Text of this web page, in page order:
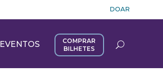
DOAR
EVENTOS
COMPRAR
BILHETES